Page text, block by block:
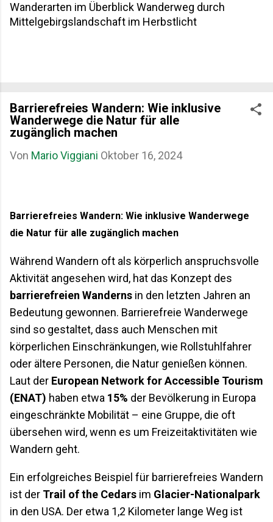
Wanderarten im Überblick Wanderweg durch
Mittelgebirgslandschaft im Herbstlicht
Barrierefreies Wandern: Wie inklusive
Wanderwege die Natur für alle
zugänglich machen
Von Mario Viggiani Oktober 16, 2024
Barrierefreies Wandern: Wie inklusive Wanderwege
die Natur für alle zugänglich machen
Während Wandern oft als körperlich anspruchsvolle
Aktivität angesehen wird, hat das Konzept des
barrierefreien Wanderns in den letzten Jahren an
Bedeutung gewonnen. Barrierefreie Wanderwege
sind so gestaltet, dass auch Menschen mit
körperlichen Einschränkungen, wie Rollstuhlfahrer
oder ältere Personen, die Natur genießen können.
Laut der European Network for Accessible Tourism
(ENAT) haben etwa 15% der Bevölkerung in Europa
eingeschränkte Mobilität – eine Gruppe, die oft
übersehen wird, wenn es um Freizeitaktivitäten wie
Wandern geht.
Ein erfolgreiches Beispiel für barrierefreies Wandern
ist der Trail of the Cedars im Glacier-Nationalpark
in den USA. Der etwa 1,2 Kilometer lange Weg ist